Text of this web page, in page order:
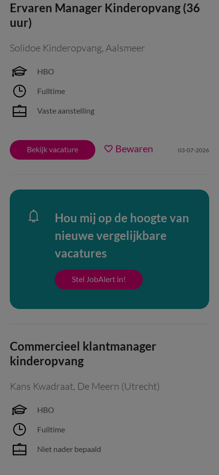
Ervaren Manager Kinderopvang (36
uur)
Solidoe Kinderopvang, Aalsmeer
HBO
Fulltime
Vaste aanstelling
Bekijk vacature Bewaren 03-07-2026
Hou mij op de hoogte van
nieuwe vergelijkbare
vacatures
Stel JobAlert in!
Commercieel klantmanager
kinderopvang
Kans Kwadraat, De Meern (Utrecht)
HBO
Fulltime
Niet nader bepaald